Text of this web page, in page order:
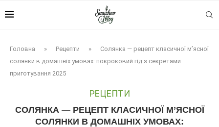
Головна » Рецепти »
Солянка — рецепт класичної м’ясної
солянки в домашніх умовах: покроковий гід з секретами
приготування 2025
РЕЦЕПТИ
СОЛЯНКА — РЕЦЕПТ КЛАСИЧНОЇ М’ЯСНОЇ
СОЛЯНКИ В ДОМАШНІХ УМОВАХ: